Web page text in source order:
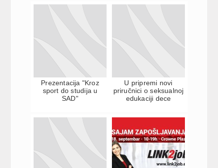
Prezentacija "Kroz
sport do studija u
SAD"
U pripremi novi
priručnici o seksualnoj
edukaciji dece